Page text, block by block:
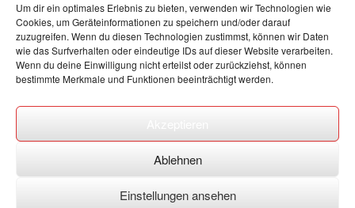
Um dir ein optimales Erlebnis zu bieten, verwenden wir Technologien wie
Cookies, um Geräteinformationen zu speichern und/oder darauf
zuzugreifen. Wenn du diesen Technologien zustimmst, können wir Daten
wie das Surfverhalten oder eindeutige IDs auf dieser Website verarbeiten.
Wenn du deine Einwilligung nicht erteilst oder zurückziehst, können
bestimmte Merkmale und Funktionen beeinträchtigt werden.
Ablehnen
Einstellungen ansehen
web-technologies.de
Impressum&Datenschutz
Theme bySiteOrigin